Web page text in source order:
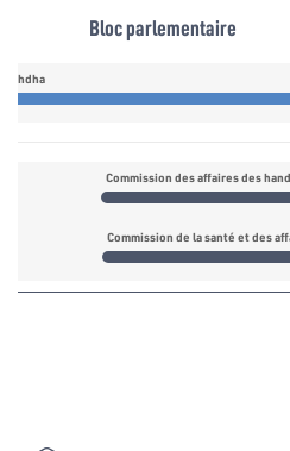
Bloc parlementaire
Commission des affaires des
Commission de la santé et des